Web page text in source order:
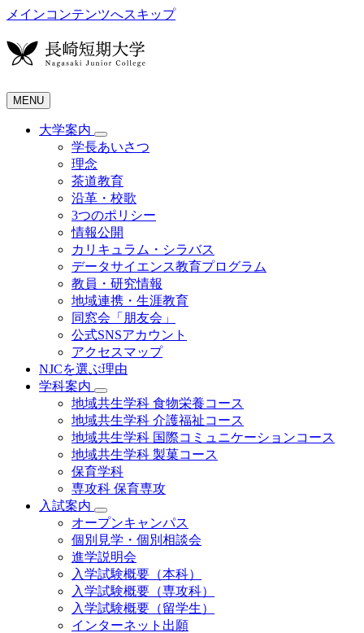
メインコンテンツへスキップ
MENU
大学案内
学長あいさつ
理念
茶道教育
沿革・校歌
3つのポリシー
情報公開
カリキュラム・シラバス
データサイエンス教育プログラム
教員・研究情報
地域連携・生涯教育
同窓会「朋友会」
公式SNSアカウント
アクセスマップ
NJCを選ぶ理由
学科案内
地域共⽣学科 ⾷物栄養コース
地域共生学科 介護福祉コース
地域共生学科 国際コミュニケーションコース
地域共⽣学科 製菓コース
保育学科
専攻科 保育専攻
入試案内
オープンキャンパス
個別⾒学・個別相談会
進学説明会
入学試験概要（本科）
入学試験概要（専攻科）
入学試験概要（留学生）
インターネット出願